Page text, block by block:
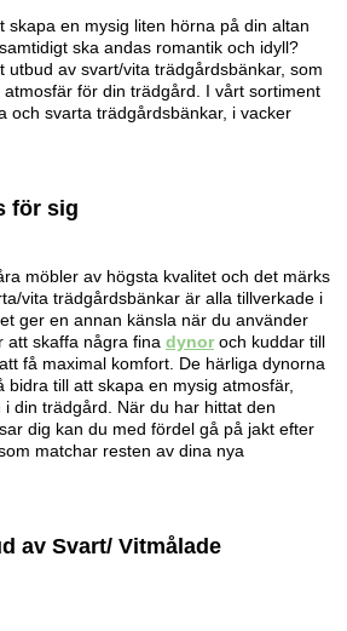
skapa en mysig liten hörna på din altan
ska andas romantik och idyll?
utbud av svart/vita trädgårdsbänkar, som
för din trädgård. I vårt sortiment
och svarta trädgårdsbänkar, i vacker
för sig
möbler av högsta kvalitet och det märks
vita trädgårdsbänkar är alla tillverkade i
ger en annan känsla när du använder
att skaffa några fina dynoroch kuddar till
få maximal komfort. De härliga dynorna
bidra till att skapa en mysig atmosfär,
din trädgård. När du har hittat den
dig kan du med fördel gå på jakt efter
matchar resten av dina nya
av Svart/ Vitmålade